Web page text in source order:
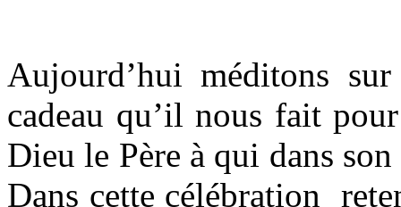
Aujourd’hui méditons
cadeau qu’il nous fait
Dieu le Père à qui dans
Dans cette célébration